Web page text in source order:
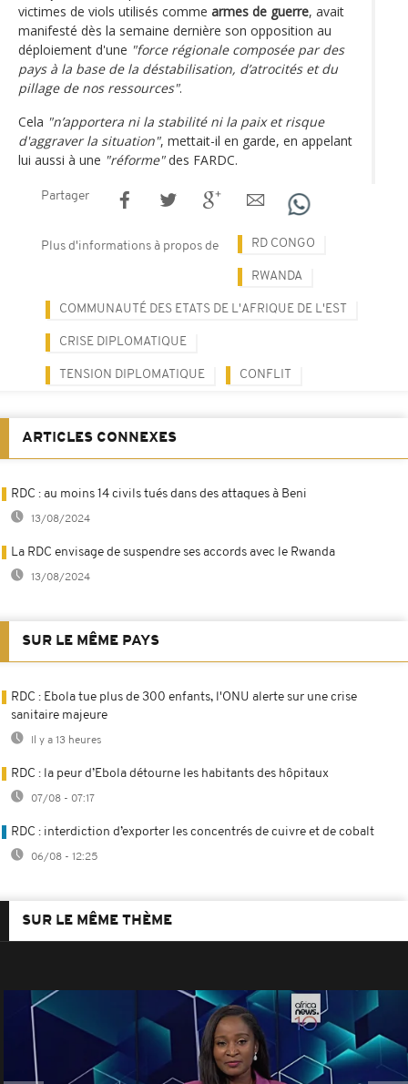
victimes de viols utilisés comme armes de guerre, avait
manifesté dès la semaine dernière son opposition au
déploiement d'une "force régionale composée par des
pays à la base de la déstabilisation, d’atrocités et du
pillage de nos ressources".
Cela "n’apportera ni la stabilité ni la paix et risque
d'aggraver la situation", mettait-il en garde, en appelant
lui aussi à une "réforme"des FARDC.
Partager
Plus d'informations à propos de RD CONGO
RWANDA
COMMUNAUTÉ DES ETATS DE L'AFRIQUE DE L'EST
CRISE DIPLOMATIQUE
TENSION DIPLOMATIQUE CONFLIT
ARTICLES CONNEXES
RDC : au moins 14 civils tués dans des attaques à Beni
13/08/2024
La RDC envisage de suspendre ses accords avec le Rwanda
13/08/2024
SUR LE MÊME PAYS
RDC : Ebola tue plus de 300 enfants, l'ONU alerte sur une crise
sanitaire majeure
Il y a 13 heures
RDC : la peur d’Ebola détourne les habitants des hôpitaux
07/08 - 07:17
RDC : interdiction d’exporter les concentrés de cuivre et de cobalt
06/08 - 12:25
SUR LE MÊME THÈME